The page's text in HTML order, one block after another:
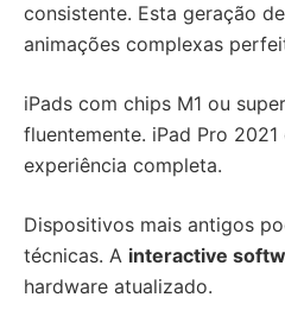
consistente. Esta geração
animações complexas
iPads com chips M1 ou
fluentemente. iPad Pro
experiência completa.
Dispositivos mais antigos
técnicas. A interactive
hardware atualizado.